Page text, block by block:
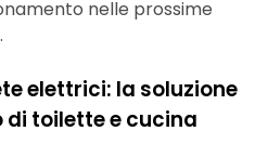
nelle prossime
elettrici: la soluzione
toilette e cucina